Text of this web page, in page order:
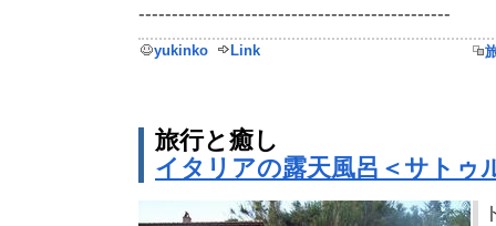
-----------------------------------------------
yukinko Link
旅行と癒し
イタリアの露天風呂＜サトゥ